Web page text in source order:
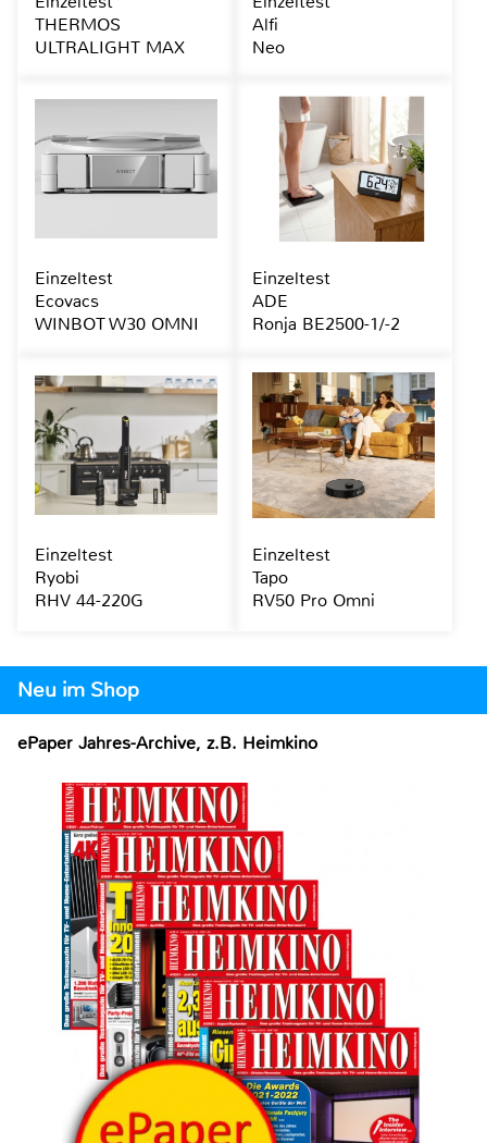
Neu im Shop
ePaper Jahres-Archive, z.B. Heimkino
THERMOS
ULTRALIGHT MAX
Alfi
Neo
Einzeltest
Ecovacs
WINBOT W30 OMNI
Einzeltest
ADE
Ronja BE2500-1/-2
Einzeltest
Ryobi
RHV 44-220G
Einzeltest
Tapo
RV50 Pro Omni